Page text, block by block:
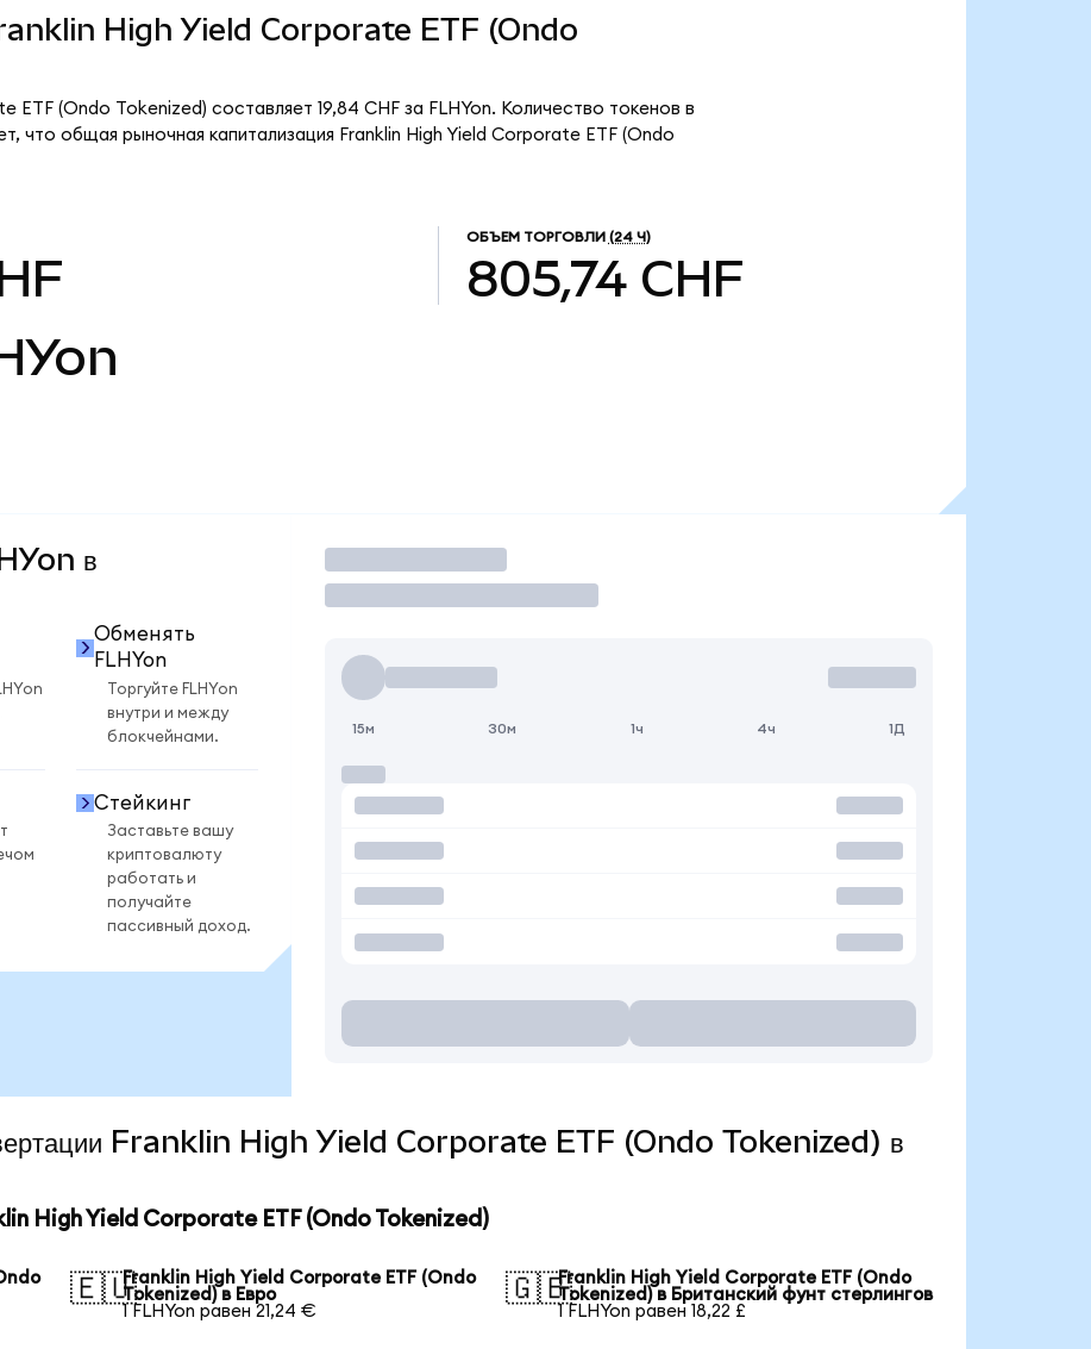
Franklin High Yield Corporate ETF (Ondo
ETF (Ondo Tokenized) составляет 19,84 CHF за FLHYon. Количество токенов в
что общая рыночная капитализация Franklin High Yield Corporate ETF (Ondo
ОБЪЕМ ТОРГОВЛИ (24 Ч)
805,74 CHF
в
Обменять
FLHYon
Торгуйте FLHYon
внутри и между
блокчейнами.
Стейкинг
Заставьте вашу
криптовалюту
работать и
получайте
пассивный доход.
Торговать
15м 30м 1ч 4ч 1Д
Franklin High Yield Corporate ETF (Ondo Tokenized) в
High Yield Corporate ETF (Ondo Tokenized)
🇪🇺Franklin High Yield Corporate ETF (Ondo
Tokenized) в Евро
1 FLHYon равен 21,24 €
🇬🇧Franklin High Yield Corporate ETF (Ondo
Tokenized) в Британский фунт стерлингов
1 FLHYon равен 18,22 £